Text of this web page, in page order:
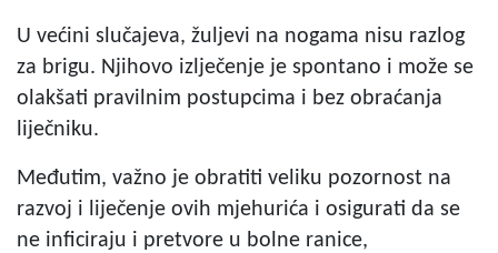
U većini slučajeva, žuljevi na nogama nisu razlog
za brigu. Njihovo izlječenje je spontano i može se
olakšati pravilnim postupcima i bez obraćanja
liječniku.
Međutim, važno je obratiti veliku pozornost na
razvoj i liječenje ovih mjehurića i osigurati da se
ne inficiraju i pretvore u bolne ranice,